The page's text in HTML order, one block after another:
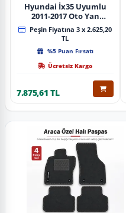
Hyundai İx35 Uyumlu
2011-2017 Oto Yan
Basamak Koruma Side
Step Bmw Style
Peşin Fiyatına 3 x 2.625,20
TL
%5 Puan Fırsatı
Ücretsiz Kargo
7.875,61 TL